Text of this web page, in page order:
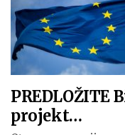
PREDLOŽITE
projekt…